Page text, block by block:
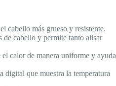
cabello más grueso y resistente.
de cabello y permite tanto alisar
calor de manera uniforme y ayuda
digital que muestra la temperatura